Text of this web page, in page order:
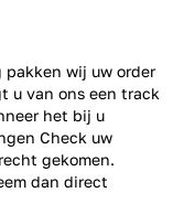
wij uw order
u van ons een track
het bij u
Check uw
gekomen.
dan direct